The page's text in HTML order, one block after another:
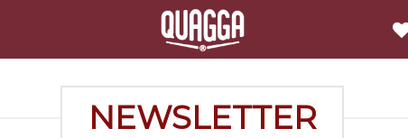
NEWSLETTER